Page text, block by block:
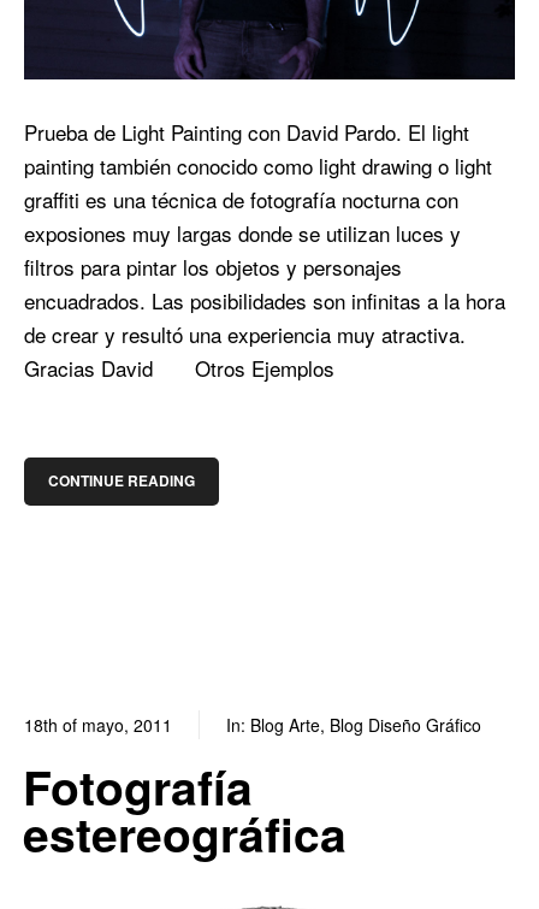
Prueba de Light Painting con David Pardo. El light
painting también conocido como light drawing o light
graffiti es una técnica de fotografía nocturna con
exposiones muy largas donde se utilizan luces y
filtros para pintar los objetos y personajes
encuadrados. Las posibilidades son infinitas a la hora
de crear y resultó una experiencia muy atractiva.
Gracias David Otros Ejemplos
CONTINUE READING
18th of mayo, 2011 In: Blog Arte, Blog Diseño Gráfico
Fotografía
estereográfica